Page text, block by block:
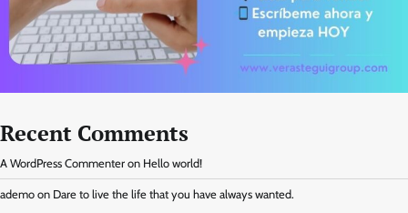
Recent Comments
A WordPress Commenter on Hello world!
ademo on Dare to live the life that you have always wanted.